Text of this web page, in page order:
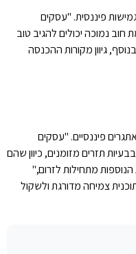
פיננסית. "עסקים
חוב נמוכה יכולים להגיב טוב
גיוון מקורות ההכנסה
פיננסיים. "עסקים
תזרים מזומנים, כיוון שהם
מתחילות לזרום,"
צמיחה מדורגת ולשקול